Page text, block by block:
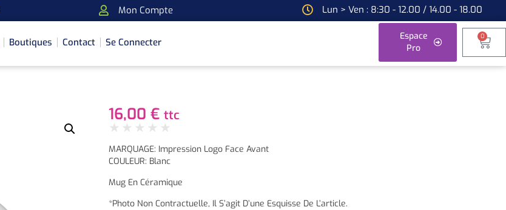
Mon Compte Lun > Ven : 8:30 - 12.00 / 14.00 - 18.00
Espace
Pro
Boutiques Contact Se Connecter
0
16,00 € ttc
★ ★ ★ ★ ★
MARQUAGE: Impression Logo Face Avant
COULEUR: Blanc
Mug En Céramique
*Photo Non Contractuelle, Il S’agit D’une Esquisse De L’article.